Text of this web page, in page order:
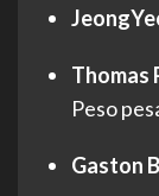
Thomas
Peso
Gaston